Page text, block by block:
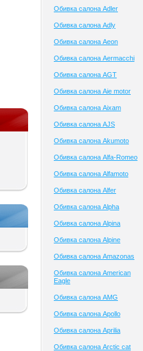
Обивка салона Adler
Обивка салона Adly
Обивка салона Aeon
Обивка салона Aermacchi
Обивка салона AGT
Обивка салона Aie motor
Обивка салона Aixam
Обивка салона AJS
Обивка салона Akumoto
Обивка салона Alfa-Romeo
Обивка салона Alfamoto
Обивка салона Alfer
Обивка салона Alpha
Обивка салона Alpina
Обивка салона Alpine
Обивка салона Amazonas
Обивка салона American
Eagle
Обивка салона AMG
Обивка салона Apollo
Обивка салона Aprilia
Обивка салона Arctic cat